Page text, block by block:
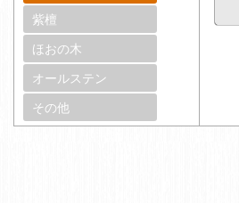
紫檀
ほおの木
オールステン
その他